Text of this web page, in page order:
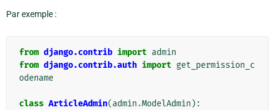
Par exemple :
from django.contrib import admin
from django.contrib.auth import get_permission_c
odename
class ArticleAdmin(admin .ModelAdmin ):